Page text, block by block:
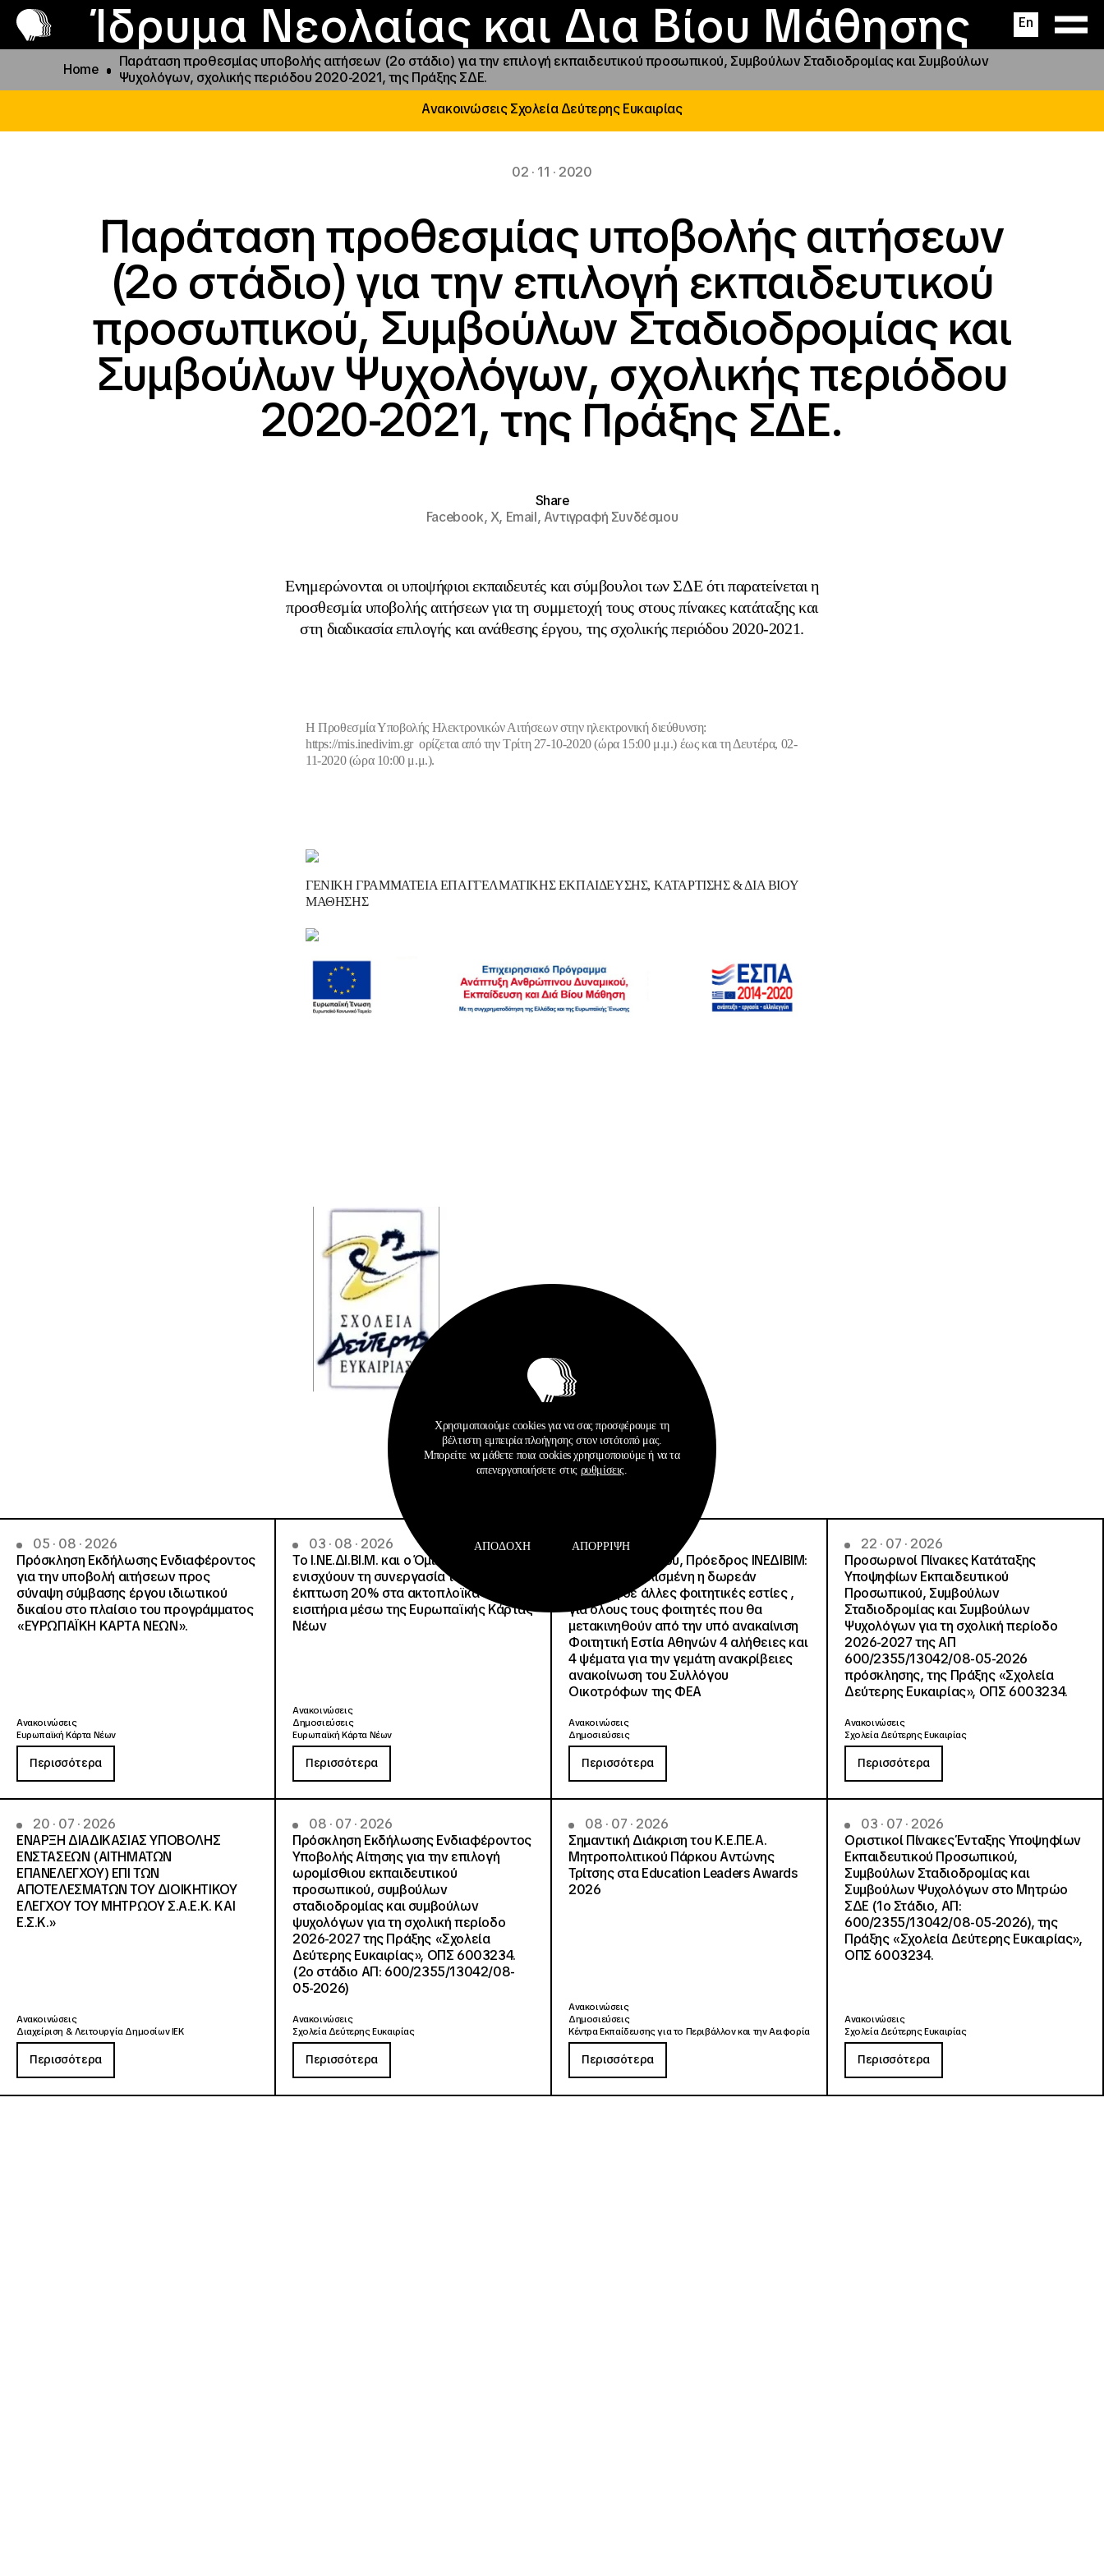
Ίδρυμα Νεολαίας και Δια Βίου Μάθησης En
Το ΙΝΕΔΙΒΙΜ
Προγράμματα και δράσεις
Φοιτητικές Εστίες
Παραχώρηση αιγίδας
Νέα
Επικοινωνία
Home
Παράταση προθεσμίας υποβολής αιτήσεων (2ο στάδιο) για την επιλογή εκπαιδευτικού προσωπικού, Συμβούλων Σταδιοδρομίας και Συμβούλων
Ψυχολόγων, σχολικής περιόδου 2020-2021, της Πράξης ΣΔΕ.
Ανακοινώσεις Σχολεία Δεύτερης Ευκαιρίας
02 · 11 · 2020
Παράταση προθεσμίας υποβολής αιτήσεων
(2ο στάδιο) για την επιλογή εκπαιδευτικού
προσωπικού, Συμβούλων Σταδιοδρομίας και
Συμβούλων Ψυχολόγων, σχολικής περιόδου
2020-2021, της Πράξης ΣΔΕ.
Share
Facebook,X, Email,Αντιγραφή Συνδέσμου
Ενημερώνονται οι υποψήφιοι εκπαιδευτές και σύμβουλοι των ΣΔΕ ότι παρατείνεται η
προσθεσμία υποβολής αιτήσεων για τη συμμετοχή τους στους πίνακες κατάταξης και
στη διαδικασία επιλογής και ανάθεσης έργου, της σχολικής περιόδου 2020-2021.
Η Προθεσμία Υποβολής Ηλεκτρονικών Αιτήσεωνστην ηλεκτρονική διεύθυνση:
https://mis.inedivim.gr ορίζεται από την Τρίτη 27-10-2020 (ώρα 15:00 μ.μ.) έως και τη Δευτέρα, 02-
11-2020 (ώρα 10:00 μ.μ.).
ΓΕΝΙΚΗ ΓΡΑΜΜΑΤΕΙΑ ΕΠΑΓΓΕΛΜΑΤΙΚΗΣ ΕΚΠΑΙΔΕΥΣΗΣ, ΚΑΤΑΡΤΙΣΗΣ & ΔΙΑ ΒΙΟΥ
ΜΑΘΗΣΗΣ
05 · 08 · 2026
Πρόσκληση Εκδήλωσης Ενδιαφέροντος
για την υποβολή αιτήσεων προς
σύναψη σύμβασης έργου ιδιωτικού
δικαίου στο πλαίσιο του προγράμματος
«ΕΥΡΩΠΑΪΚΗ ΚΑΡΤΑ ΝΕΩΝ».
Ανακοινώσεις
Ευρωπαϊκή Κάρτα Νέων
Περισσότερα
03 · 08 · 2026
Το Ι.ΝΕ.ΔΙ.ΒΙ.Μ. και o Όμιλος Attica
ενισχύουν τη συνεργασία τους με
έκπτωση 20% στα ακτοπλοϊκά
εισιτήρια μέσω της Ευρωπαϊκής Κάρτας
Νέων
Ανακοινώσεις
Δημοσιεύσεις
Ευρωπαϊκή Κάρτα Νέων
Περισσότερα
02 · 08 · 2026
Άννα Ροκοφύλλου, Πρόεδρος ΙΝΕΔΙΒΙΜ:
Είναι εξασφαλισμένη η δωρεάν
στέγαση σε άλλες φοιτητικές εστίες ,
για όλους τους φοιτητές που θα
μετακινηθούν από την υπό ανακαίνιση
Φοιτητική Εστία Αθηνών 4 αλήθειες και
4 ψέματα για την γεμάτη ανακρίβειες
ανακοίνωση του Συλλόγου
Οικοτρόφων της ΦΕΑ
Ανακοινώσεις
Δημοσιεύσεις
Περισσότερα
22 · 07 · 2026
Προσωρινοί Πίνακες Κατάταξης
Υποψηφίων Εκπαιδευτικού
Προσωπικού, Συμβούλων
Σταδιοδρομίας και Συμβούλων
Ψυχολόγων για τη σχολική περίοδο
2026-2027 της ΑΠ
600/2355/13042/08-05-2026
πρόσκλησης, της Πράξης «Σχολεία
Δεύτερης Ευκαιρίας», ΟΠΣ 6003234.
Ανακοινώσεις
Σχολεία Δεύτερης Ευκαιρίας
Περισσότερα
20 · 07 · 2026
ΕΝΑΡΞΗ ΔΙΑΔΙΚΑΣΙΑΣ ΥΠΟΒΟΛΗΣ
ΕΝΣΤΑΣΕΩΝ (ΑΙΤΗΜΑΤΩΝ
ΕΠΑΝΕΛΕΓΧΟΥ) ΕΠΙ ΤΩΝ
ΑΠΟΤΕΛΕΣΜΑΤΩΝ ΤΟΥ ΔΙΟΙΚΗΤΙΚΟΥ
ΕΛΕΓΧΟΥ ΤΟΥ ΜΗΤΡΩΟΥ Σ.Α.Ε.Κ. ΚΑΙ
Ε.Σ.Κ.»
Ανακοινώσεις
Διαχείριση & Λειτουργία Δημοσίων ΙΕΚ
Περισσότερα
08 · 07 · 2026
Πρόσκληση Εκδήλωσης Ενδιαφέροντος
Υποβολής Αίτησης για την επιλογή
ωρομίσθιου εκπαιδευτικού
προσωπικού, συμβούλων
σταδιοδρομίας και συμβούλων
ψυχολόγων για τη σχολική περίοδο
2026-2027 της Πράξης «Σχολεία
Δεύτερης Ευκαιρίας», ΟΠΣ 6003234.
(2ο στάδιο ΑΠ: 600/2355/13042/08-
05-2026)
Ανακοινώσεις
Σχολεία Δεύτερης Ευκαιρίας
Περισσότερα
08 · 07 · 2026
Σημαντική Διάκριση του Κ.Ε.ΠΕ.Α.
Μητροπολιτικού Πάρκου Αντώνης
Τρίτσης στα Education Leaders Awards
2026
Ανακοινώσεις
Δημοσιεύσεις
Κέντρα Εκπαίδευσης για το Περιβάλλον και την Αειφορία
Περισσότερα
03 · 07 · 2026
Οριστικοί Πίνακες Ένταξης Υποψηφίων
Εκπαιδευτικού Προσωπικού,
Συμβούλων Σταδιοδρομίας και
Συμβούλων Ψυχολόγων στο Μητρώο
ΣΔΕ (1ο Στάδιο, ΑΠ:
600/2355/13042/08-05-2026), της
Πράξης «Σχολεία Δεύτερης Ευκαιρίας»,
ΟΠΣ 6003234.
Ανακοινώσεις
Σχολεία Δεύτερης Ευκαιρίας
Περισσότερα
Χρησιμοποιούμε cookies για να σας προσφέρουμε τη
βέλτιστη εμπειρία πλοήγησης στον ιστότοπό μας.
Μπορείτε να μάθετε ποια cookies χρησιμοποιούμε ή να τα
απενεργοποιήσετε στις ρυθμίσεις
ΑΠΟΔΟΧΉ ΑΠΌΡΡΙΨΗ